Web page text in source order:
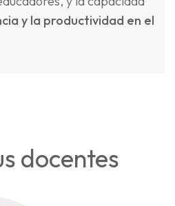
y la productividad en el
docentes